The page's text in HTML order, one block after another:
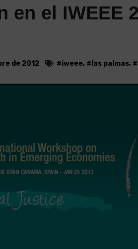
en el IWEEE
de 2012 #iweee, # las palmas, #